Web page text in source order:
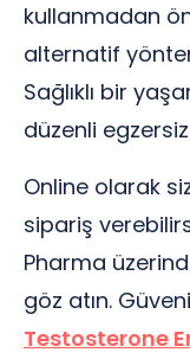
kullanmadan
alternatif
Sağlıklı bir
düzenli
Online olarak
sipariş
Pharma
göz atın.
Testosterone